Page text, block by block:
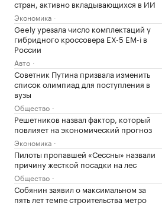
стран, активно вкладывающихся в ИИ
Экономика
Geely урезала число комплектаций у
гибридного кроссовера EX-5 EM-i в
России
Авто
Советник Путина призвала изменить
список олимпиад для поступления в
вузы
Общество
Решетников назвал фактор, который
повлияет на экономический прогноз
Экономика
Пилоты пропавшей «Сессны» назвали
причину жесткой посадки на лес
Общество
Собянин заявил о максимальном за
пять лет темпе строительства метро